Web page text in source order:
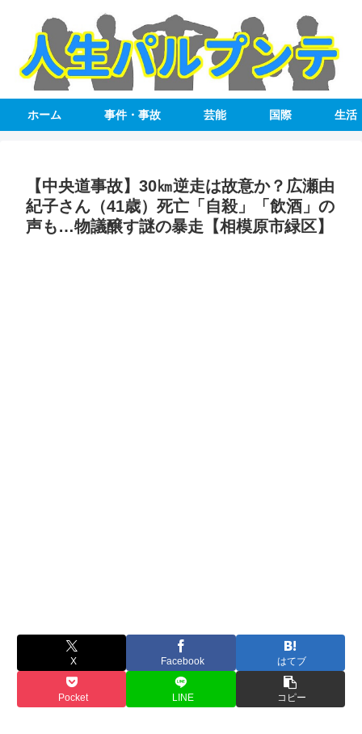
ホーム 事件・事故 芸能 国際 生活
【中央道事故】30㎞逆走は故意か？広瀬由
紀子さん（41歳）死亡「自殺」「飲酒」の
声も…物議醸す謎の暴走【相模原市緑区】
X Facebook はてブ
Pocket LINE コピー